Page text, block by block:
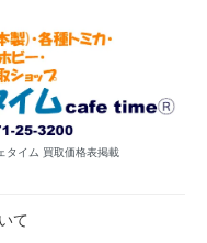
タイム 買取価格表掲載
て